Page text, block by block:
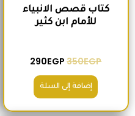
كتاب قصص الانبياء
للأمام ابن كثير
350EGP
290EGP
إضافة إلى السلة